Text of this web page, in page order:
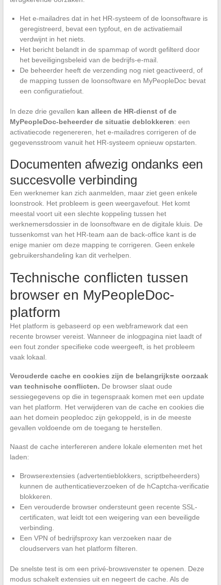
Het e-mailadres dat in het HR-systeem of de loonsoftware is
geregistreerd, bevat een typfout, en de activatiemail
verdwijnt in het niets.
Het bericht belandt in de spammap of wordt gefilterd door
het beveiligingsbeleid van de bedrijfs-e-mail.
De beheerder heeft de verzending nog niet geactiveerd, of
de mapping tussen de loonsoftware en MyPeopleDoc bevat
een configuratiefout.
In deze drie gevallen kan alleen de HR-dienst of de
MyPeopleDoc-beheerder de situatie deblokkeren: een
activatiecode regenereren, het e-mailadres corrigeren of de
gegevensstroom vanuit het HR-systeem opnieuw opstarten.
Documenten afwezig ondanks een
succesvolle verbinding
Een werknemer kan zich aanmelden, maar ziet geen enkele
loonstrook. Het probleem is geen weergavefout. Het komt
meestal voort uit een slechte koppeling tussen het
werknemersdossier in de loonsoftware en de digitale kluis. De
tussenkomst van het HR-team aan de back-office kant is de
enige manier om deze mapping te corrigeren. Geen enkele
gebruikershandeling kan dit verhelpen.
Technische conflicten tussen
browser en MyPeopleDoc-
platform
Het platform is gebaseerd op een webframework dat een
recente browser vereist. Wanneer de inlogpagina niet laadt of
een fout zonder specifieke code weergeeft, is het probleem
vaak lokaal.
Verouderde cache en cookies zijn de belangrijkste oorzaak
van technische conflicten. De browser slaat oude
sessiegegevens op die in tegenspraak komen met een update
van het platform. Het verwijderen van de cache en cookies die
aan het domein peopledoc zijn gekoppeld, is in de meeste
gevallen voldoende om de toegang te herstellen.
Naast de cache interfereren andere lokale elementen met het
laden:
Browserextensies (advertentieblokkers, scriptbeheerders)
kunnen de authenticatieverzoeken of de hCaptcha-verificatie
blokkeren.
Een verouderde browser ondersteunt geen recente SSL-
certificaten, wat leidt tot een weigering van een beveiligde
verbinding.
Een VPN of bedrijfsproxy kan verzoeken naar de
cloudservers van het platform filteren.
De snelste test is om een privé-browsvenster te openen. Deze
modus schakelt extensies uit en negeert de cache. Als de